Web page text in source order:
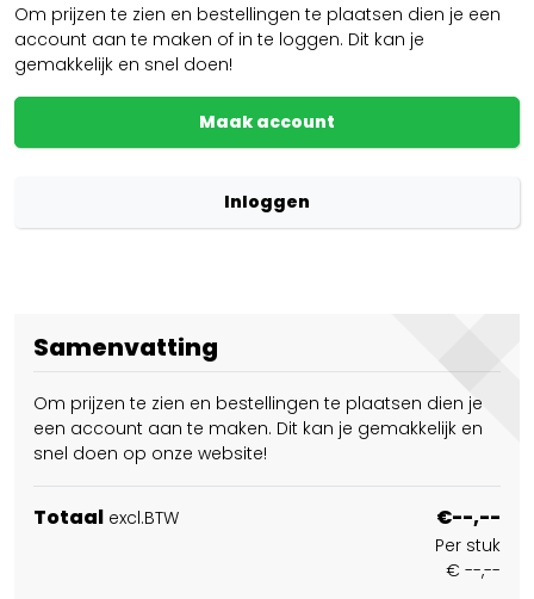
Om prijzen te zien en bestellingen te plaatsen dien je een
account aan te maken of in te loggen. Dit kan je
gemakkelijk en snel doen!
Maak account
Inloggen
Samenvatting
Om prijzen te zien en bestellingen te plaatsen dien je
een account aan te maken. Dit kan je gemakkelijk en
snel doen op onze website!
Totaal excl.BTW €--,--
Per stuk
€ --,--